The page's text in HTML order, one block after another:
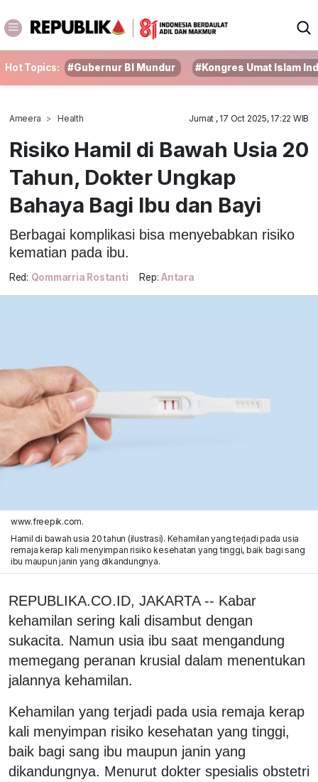
Hot Topics: #Gubernur BI Mundur #Kongres Umat Islam
Ameera Health Jumat , 17 Oct 2025, 17:22 WIB
Risiko Hamil di Bawah Usia 20
Tahun, Dokter Ungkap
Bahaya Bagi Ibu dan Bayi
Berbagai komplikasi bisa menyebabkan risiko
kematian pada ibu.
Red: Qommarria Rostanti Rep: Antara
www.freepik.com.
Hamil di bawah usia 20 tahun (ilustrasi). Kehamilan yang terjadi pada usia
remaja kerap kali menyimpan risiko kesehatan yang tinggi, baik bagi sang
ibu maupun janin yang dikandungnya.
REPUBLIKA.CO.ID, JAKARTA -- Kabar
kehamilan sering kali disambut dengan
sukacita. Namun usia ibu saat mengandung
memegang peranan krusial dalam menentukan
jalannya kehamilan.
Kehamilan yang terjadi pada usia remaja kerap
kali menyimpan risiko kesehatan yang tinggi,
baik bagi sang ibu maupun janin yang
dikandungnya. Menurut dokter spesialis obstetri